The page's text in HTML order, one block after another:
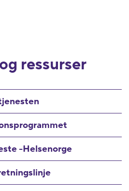
ressurser
-Helsenorge